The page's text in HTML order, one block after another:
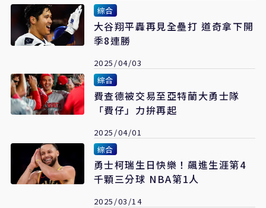
綜合
大谷翔平轟再見全壘打 道奇拿下開
季8連勝
2025/04/03
綜合
費查德被交易至亞特蘭大勇士隊
「費仔」力拚再起
2025/04/01
綜合
勇士柯瑞生日快樂！飆進生涯第4
千顆三分球 NBA第1人
2025/03/14